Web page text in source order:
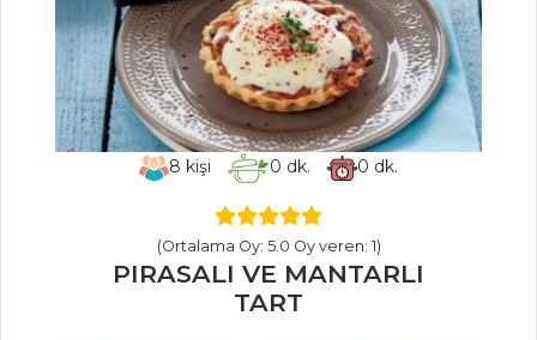
HAMUR İŞLERI
PARTİ
BİLEZİKLERİ
Acıbadem
BEŞAMEL SOSLU
VE MİLFÖYLÜ
8 kişi 0 dk. 0 dk.
(Ortalama Oy: 5.0 Oy veren: 1)
PIRASALI VE MANTARLI
TART